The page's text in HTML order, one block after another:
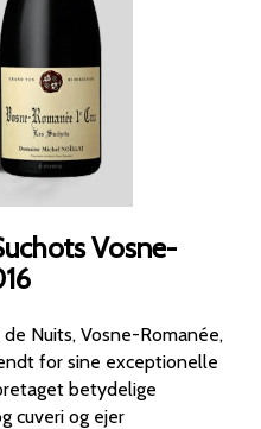
Vosne-
Nuits, Vosne-Romanée,
for sine exceptionelle
cuveri og ejer